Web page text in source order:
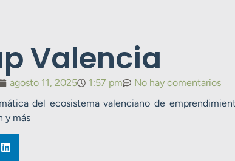
Valencia
agosto 11, 2025 1:57 pm
No hay comentarios
del ecosistema valenciano de
y más